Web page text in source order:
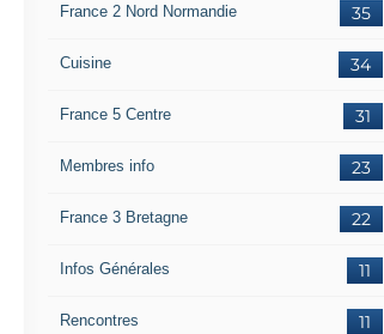
35
France 2 Nord Normandie
34
Cuisine
31
France 5 Centre
23
Membres info
22
France 3 Bretagne
11
Infos Générales
11
Rencontres